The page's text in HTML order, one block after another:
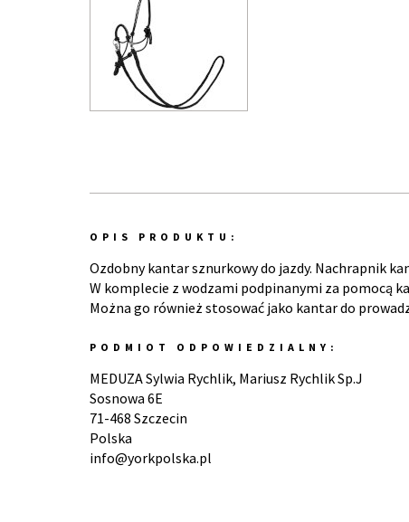
OPIS PRODUKTU:
Ozdobny kantar sznurkowy do jazdy. Nachrapnik
W komplecie z wodzami podpinanymi za pomocą
Można go również stosować jako kantar do
PODMIOT ODPOWIEDZIALNY:
MEDUZA Sylwia Rychlik, Mariusz Rychlik Sp.J
Sosnowa 6E
71-468 Szczecin
Polska
info@yorkpolska.pl